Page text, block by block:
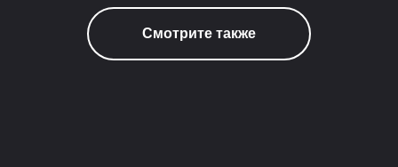
Смотрите также